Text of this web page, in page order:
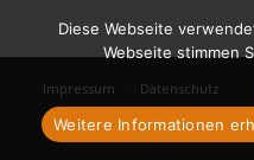
Impressum Datenschutz
Diese Webseite
Webseite stimmen
Weitere Informationen